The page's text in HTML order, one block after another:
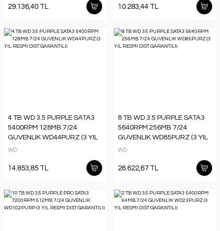
29.136,40 TL 10.283,44 TL
4 TB WD 3.5 PURPLE SATA3
5400RPM 128MB 7/24
GUVENLIK WD44PURZ (3 YIL
RESMI DIST GARANTILI)
WD
14.853,85 TL
8 TB WD 3.5 PURPLE SATA3
5640RPM 256MB 7/24
GUVENLIK WD85PURZ (3 YIL
RESMI DIST GARANTILI)
WD
26.622,67 TL